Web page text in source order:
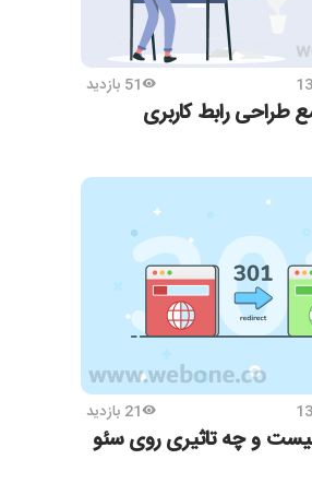
51 بازدید
طراحی رابط کاربری
21 بازدید
و چه تاثیری روی سئو